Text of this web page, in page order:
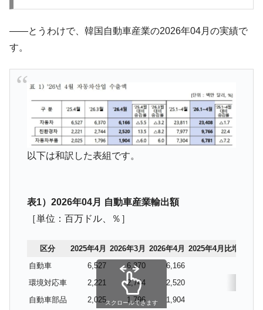
ータセンター整備」⇒ だから無理だってば。
『Money1』
『Money1』
発。
日本の誇る海洋資源調査船『白嶺』は先進技術の
Fact1
夏の甲子園、優勝校を最も多く輩出している都道
府県とは？
Fact1 奇跡の毛色「白毛馬」とは？
Fact1
全て勝つといくら？ 競馬GI競走で勝利騎手がもら
平成仮面ライダーの意外すぎるモチーフとは？
Fact1
発表から2日で大崩壊、鳴かず飛ばずに終わりそう
なスーパーリーグとは？
Fact1
日本人マスターズ挑戦の歴史。松山以前に最高位
――とうわけで、韓国自動車産業の2026年04月の実績で
す。
以下は和訳した表組です。
表1）2026年04月 自動車産業輸出額
［単位：百万ドル、％］
区分 2025年4月 2026年3月 2026年4月 2025年4月比増減率
自動車
6,527 6,370 6,166
環境対応車
2,221 2,744 2,520
自動車部品
2,025 1,796 1,904
スクロールできます